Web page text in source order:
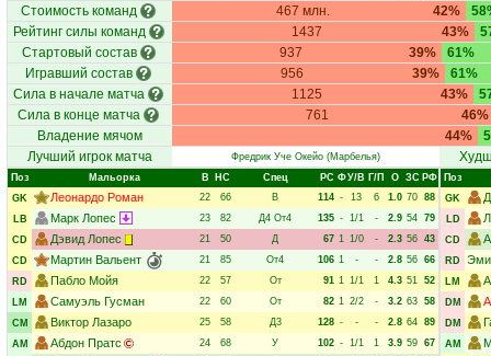
Стоимость команд 467 млн. 42%
Рейтинг силы команд
1437 43%
Стартовый состав
937 39%
61%
Игравший состав
956 39%
61%
Сила в начале матча
1125 43%
Сила в конце матча
761
46%
Владение мячом
44%
Лучший игрок матча
Фредрик Уче Окейо (Марбелья)
Поз Мальорка В НC Спец РC ФУ/В Г/П О ЗС РФ
GK
Леонардо Роман 22 66 В 114 - 13 6 1.0 70 88
LB
Марк Лопес 23 82 Д4 От4 135 - 1/1 - 2.9 54 79
CD
Дэвид Лопес 21 50 Д 67 1 1/0 - 2.3 56 43
CD
Мартин Вальент 21 85 От4 106 1 - - 2.8 56 66
RD
Пабло Мойя 22 57 От 91 1 1/1 1 4.3 51 52
LM
Самуэль Гусман 22 60 От 82 1 2/2 - 3.2 63 58
CM
Виктор Лазаро 25 58 Д3 128 - - - 2.8 64 89
AM
Абдон Пратс 24 68 У 102 - 1/1 1 3.9 59 67
Поз
GK
LD
CD
RD
LM
DM
DM
AM